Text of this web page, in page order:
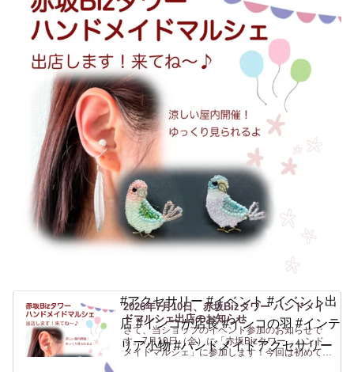
2026年7月10日、赤坂Bizタワー ハンドメイ
ドマルシェ出店のお知らせ
さて、当ショップのイベント参加のお知らせで
す。7月10日（金）に「赤坂Bizタワー ハンド
メイドマルシェ」に参加します！今回は初めての
#アクセサリー #イベント #イベント出
店 #インコが店長 #インコの羽 #インテ
リア小物 #ハンドメイドアクセサリー